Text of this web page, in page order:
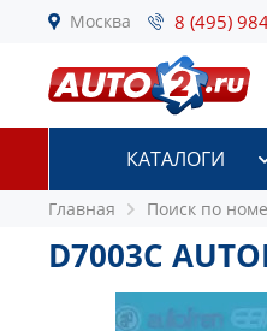
Москва 8 (495)
КАТАЛОГИ
Главная Поиск по
D7003C